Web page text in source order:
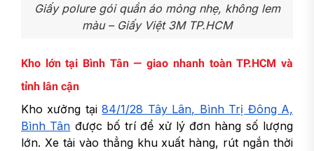
Giấy polure gói quần áo mỏng nhẹ, không lem
màu – Giấy Việt 3M TP.HCM
Kho lớn tại Bình Tân — giao nhanh toàn TP.HCM và
tỉnh lân cận
Kho xưởng tại84/1/28 Tây Lân, Bình Trị Đông A,
Bình Tân được bố trí để xử lý đơn hàng số lượng
lớn. Xe tải vào thẳng khu xuất hàng, rút ngắn thời